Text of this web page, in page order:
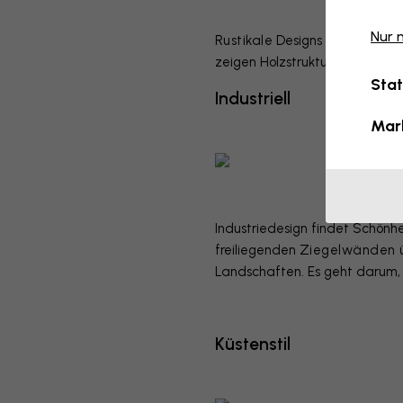
Rustikale Designs vermitteln
zeigen Holzstrukturen, sanfte
Industriell
Industriedesign findet
freiliegenden Ziegelwänden
Landschaften. Es geht
Küstenstil
Nur